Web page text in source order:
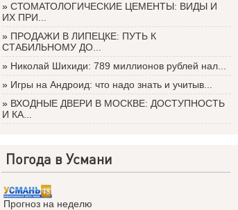
» СТОМАТОЛОГИЧЕСКИЕ ЦЕМЕНТЫ: ВИДЫ И
ИХ ПРИ...
» ПРОДАЖИ В ЛИПЕЦКЕ: ПУТЬ К
СТАБИЛЬНОМУ ДО...
» Николай Шихиди: 789 миллионов рублей нал...
» Игры на Андроид: что надо знать и учитыв...
» ВХОДНЫЕ ДВЕРИ В МОСКВЕ: ДОСТУПНОСТЬ
И КА...
Погода в Усмани
Прогноз на неделю